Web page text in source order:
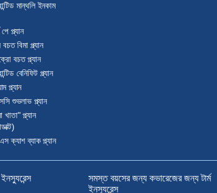
মান্থলি ইনকাম
প্ল্যান
বিমা প্ল্যান
বচত প্ল্যান
বেনিফিট প্ল্যান
প্ল্যান
শুভলাভ প্ল্যান
প্ল্যান
ব্যাক প্ল্যান
সমস্ত বয়সের জন্য কভারেজের জন্য টার্ম
ইনস্যুরেন্স